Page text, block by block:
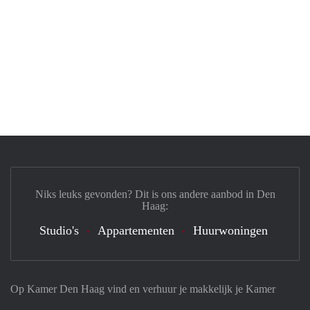
Op Kamer Den Haag vind en verhuur je makkelijk je Kamer
Niks leuks gevonden? Dit is ons andere aanbod in Den
Haag:
Studio's Appartementen Huurwoningen